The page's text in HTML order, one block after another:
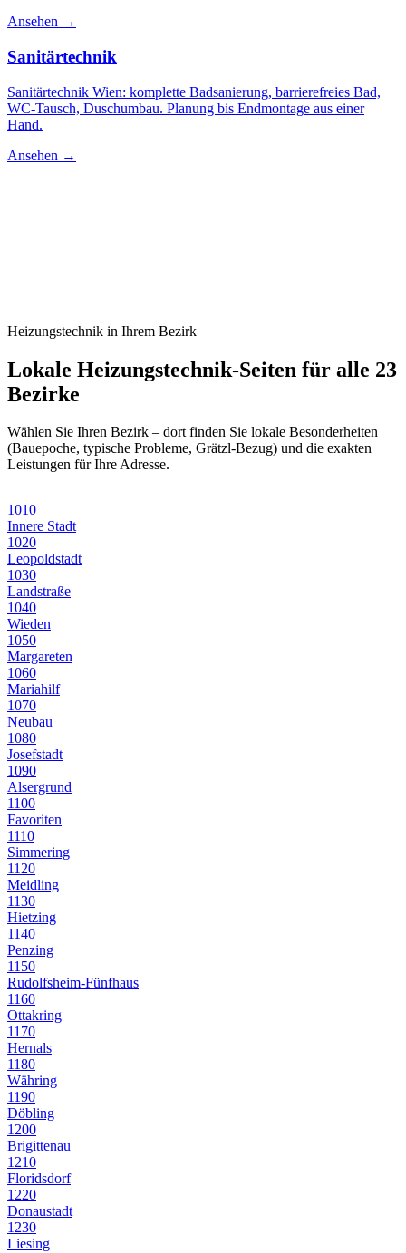
Ansehen →
Sanitärtechnik
Sanitärtechnik Wien: komplette Badsanierung, barrierefreies Bad,
WC-Tausch, Duschumbau. Planung bis Endmontage aus einer
Hand.
Ansehen →
Heizungstechnik in Ihrem Bezirk
Lokale Heizungstechnik-Seiten für alle 23
Bezirke
Wählen Sie Ihren Bezirk – dort finden Sie lokale Besonderheiten
(Bauepoche, typische Probleme, Grätzl-Bezug) und die exakten
Leistungen für Ihre Adresse.
1010
Innere Stadt
1020
Leopoldstadt
1030
Landstraße
1040
Wieden
1050
Margareten
1060
Mariahilf
1070
Neubau
1080
Josefstadt
1090
Alsergrund
1100
Favoriten
1110
Simmering
1120
Meidling
1130
Hietzing
1140
Penzing
1150
Rudolfsheim-Fünfhaus
1160
Ottakring
1170
Hernals
1180
Währing
1190
Döbling
1200
Brigittenau
1210
Floridsdorf
1220
Donaustadt
1230
Liesing